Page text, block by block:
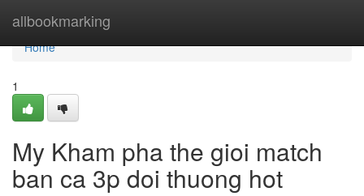
allbookmarking
Home
Home
1
My Kham pha the gioi match
ban ca 3p doi thuong hot